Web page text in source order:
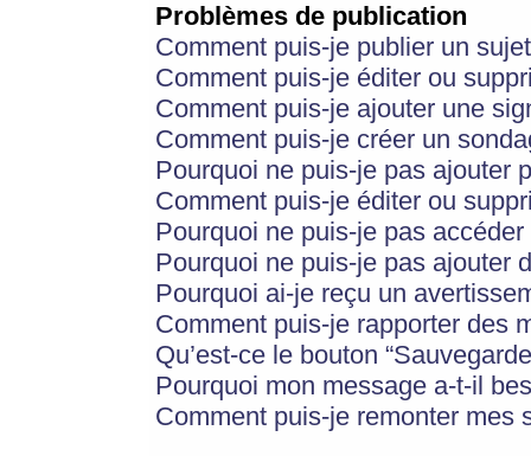
Problèmes de publication
Comment puis-je publier un
Comment puis-je éditer ou
Comment puis-je ajouter une
Comment puis-je créer un
Pourquoi ne puis-je pas ajouter
Comment puis-je éditer ou
Pourquoi ne puis-je pas
Pourquoi ne puis-je pas ajouter
Pourquoi ai-je reçu un
Comment puis-je rapporter des
Qu’est-ce le bouton
Pourquoi mon message a-t-il
Comment puis-je remonter mes